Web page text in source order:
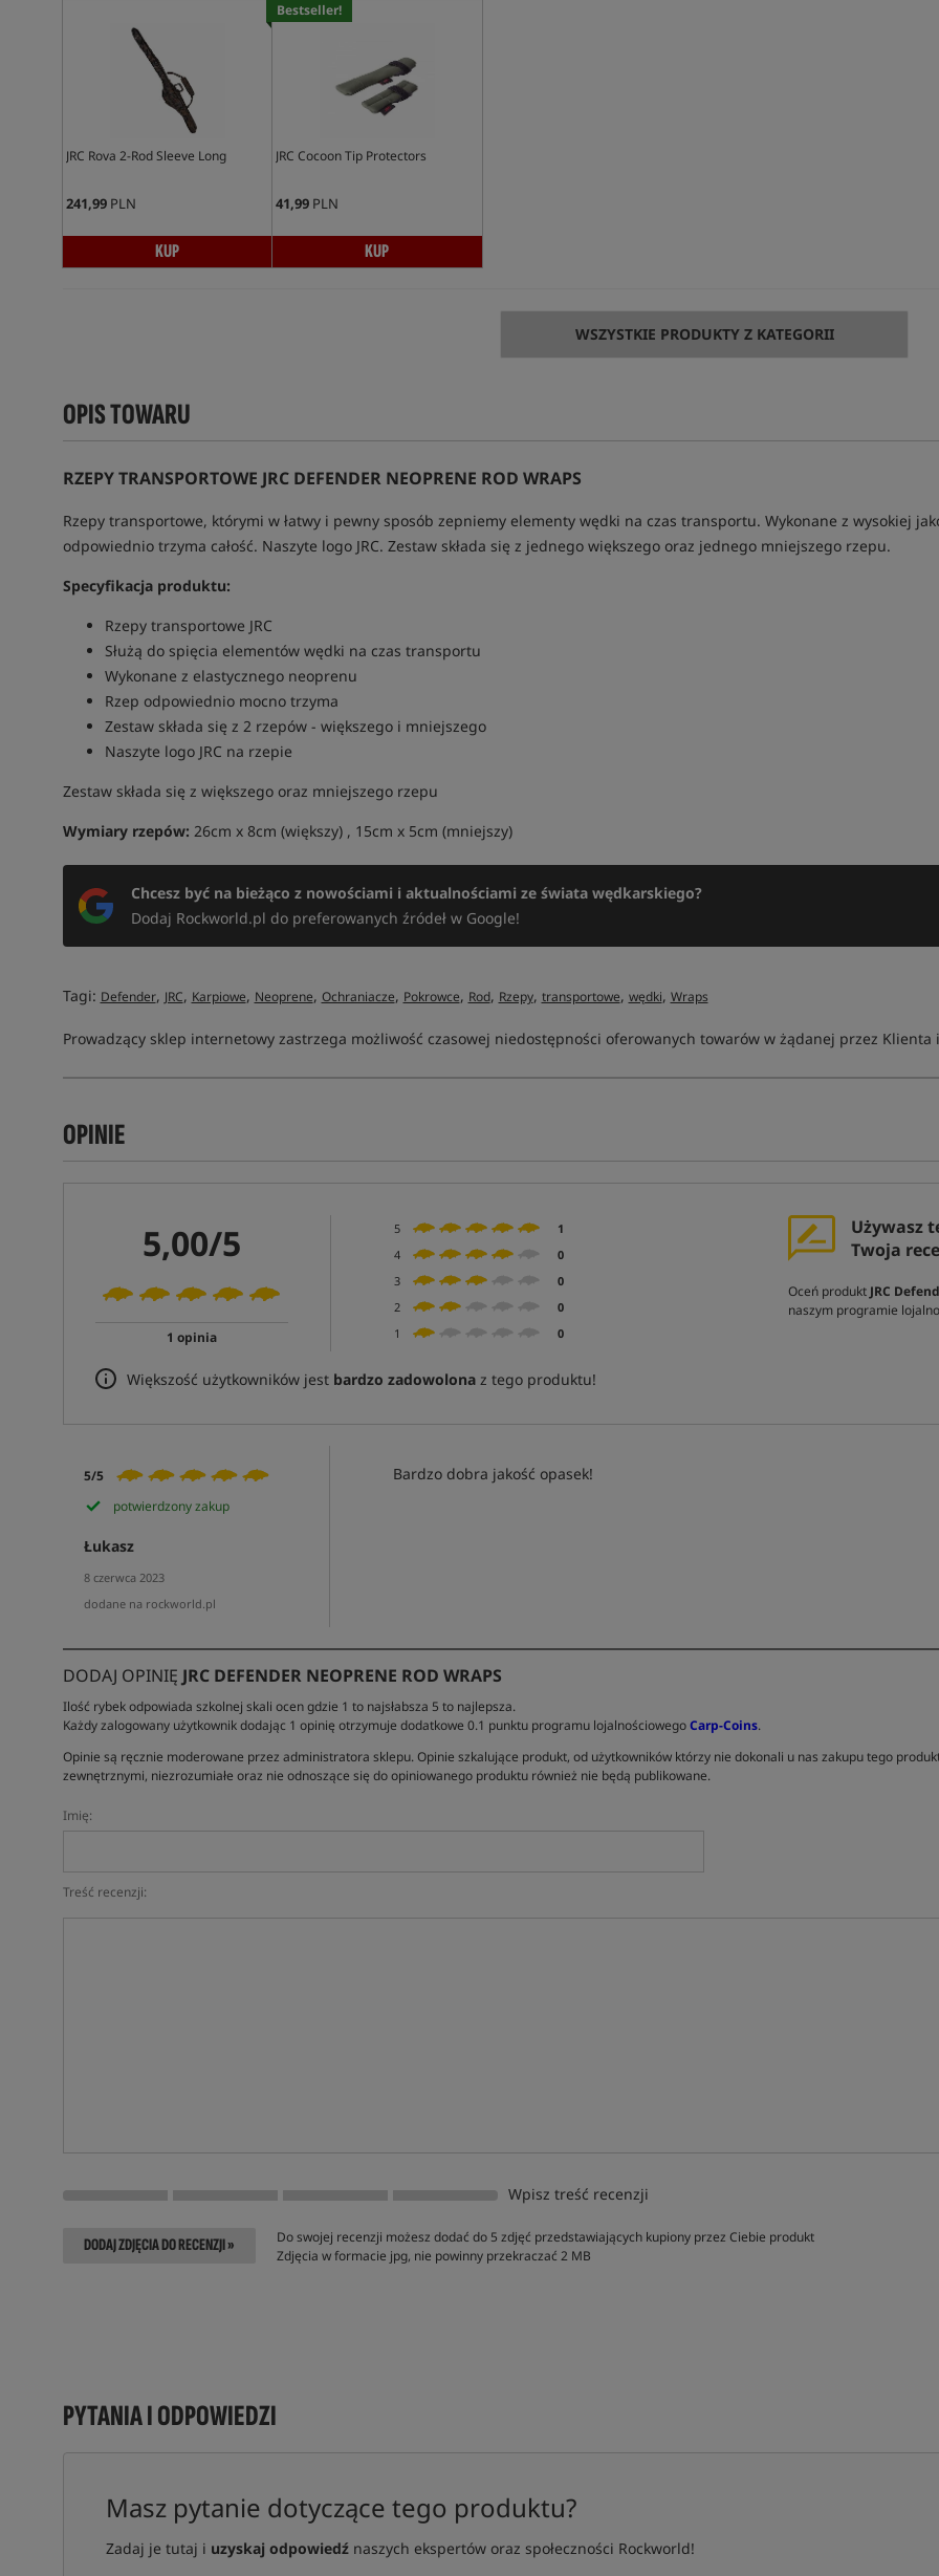
JRC Rova 2-Rod Sleeve Long
241,99PLN
KUP
Bestseller!
JRC Cocoon Tip Protectors
41,99PLN
KUP
WSZYSTKIE PRODUKTY Z KATEGORII
OPIS TOWARU
RZEPY TRANSPORTOWE JRC DEFENDER NEOPRENE ROD WRAPS
Rzepy transportowe, którymi w łatwy i pewny sposób zepniemy elementy wędki na czas transportu. Wykonane z wysokiej
odpowiednio trzyma całość. Naszyte logo JRC. Zestaw składa się z jednego większego oraz jednego mniejszego rzepu.
Specyfikacja produktu:
Rzepy transportowe JRC
Służą do spięcia elementów wędki na czas transportu
Wykonane z elastycznego neoprenu
Rzep odpowiednio mocno trzyma
Zestaw składa się z 2 rzepów - większego i mniejszego
Naszyte logo JRC na rzepie
Zestaw składa się z większego oraz mniejszego rzepu
Wymiary rzepów: 26cm x 8cm (większy) , 15cm x 5cm (mniejszy)
Chcesz być na bieżąco z nowościami i aktualnościami ze świata wędkarskiego?
Dodaj Rockworld.pl do preferowanych źródeł w Google!
Tagi: Defender, JRC, Karpiowe, Neoprene, Ochraniacze, Pokrowce, Rod, Rzepy, transportowe, wędki, Wraps
Prowadzący sklep internetowy zastrzega możliwość czasowej niedostępności oferowanych towarów w żądanej przez
OPINIE
5,00/5
1 opinia
5
1
4
0
3
0
2
0
1
0
Większość użytkowników jest bardzo zadowolonaz tego produktu!
Używasz
Twoja
Oceń produkt JRC
naszym programie
5/5
potwierdzony zakup
Łukasz
8 czerwca 2023
dodane na rockworld.pl
Bardzo dobra jakość opasek!
DODAJ OPINIĘ JRC DEFENDER NEOPRENE ROD WRAPS
Ilość rybek odpowiada szkolnej skali ocen gdzie 1 to najsłabsza 5 to najlepsza.
Każdy zalogowany użytkownik dodając 1 opinię otrzymuje dodatkowe 0.1 punktu programu lojalnościowegoCarp-Coins.
Opinie są ręcznie moderowane przez administratora sklepu. Opinie szkalujące produkt, od użytkowników którzy nie dokonali u nas zakupu tego
zewnętrznymi, niezrozumiałe oraz nie odnoszące się do opiniowanego produktu również nie będą publikowane.
Imię:
Treść recenzji:
Wpisz treść recenzji
DODAJ ZDJĘCIA DO RECENZJI »
Do swojej recenzji możesz dodać do 5 zdjęć przedstawiających kupiony przez Ciebie produkt
Zdjęcia w formacie jpg, nie powinny przekraczać 2 MB
PYTANIA I ODPOWIEDZI
Masz pytanie dotyczące tego produktu?
Zadaj je tutaj i uzyskaj odpowiedźnaszych ekspertów oraz społeczności Rockworld!